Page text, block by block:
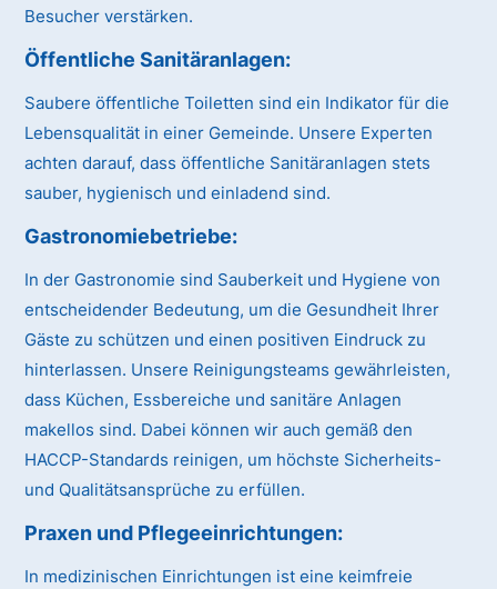
Besucher verstärken.
Öffentliche Sanitäranlagen:
Saubere öffentliche Toiletten sind ein Indikator für die
Lebensqualität in einer Gemeinde. Unsere Experten
achten darauf, dass öffentliche Sanitäranlagen stets
sauber, hygienisch und einladend sind.
Gastronomiebetriebe:
In der Gastronomie sind Sauberkeit und Hygiene von
entscheidender Bedeutung, um die Gesundheit Ihrer
Gäste zu schützen und einen positiven Eindruck zu
hinterlassen. Unsere Reinigungsteams gewährleisten,
dass Küchen, Essbereiche und sanitäre Anlagen
makellos sind. Dabei können wir auch gemäß den
HACCP-Standards reinigen, um höchste Sicherheits-
und Qualitätsansprüche zu erfüllen.
Praxen und Pflegeeinrichtungen:
In medizinischen Einrichtungen ist eine keimfreie